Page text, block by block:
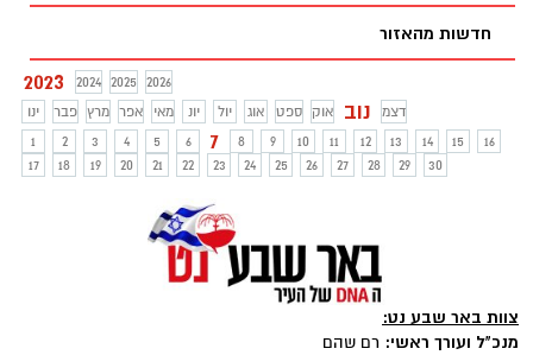
חדשות מהאזור
2023 2024 2025
2026
ינו
פבר מרץ אפר מאי יונ יול אוג ספט אוק נוב
דצמ
1
2 3 4 5 6 7 8 9 10 11 12 13 14 15
16
17
18 19 20 21 22 23 24 25 26 27 28 29 30
צוות באר שבע נט:
מנכ"ל ועורך ראשי: רם שהם